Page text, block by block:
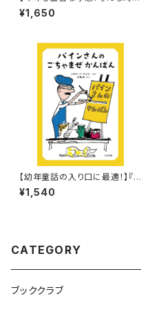
はこんなアドベンチャー絵本は
いかが？】『おうちプールだ! あ
¥1,650
【幼年童話の入り口に最適！】『パ
インさんの ごちゃまぜ かんば
ん』
¥1,540
CATEGORY
ブッククラブ